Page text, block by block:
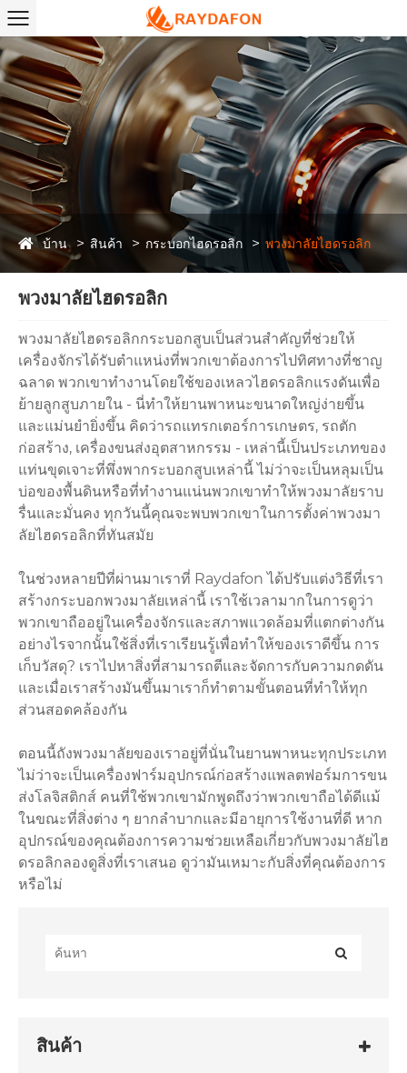
บ้าน สินค้า กระบอกไฮดรอลิก พวงมาลัยไฮดรอลิก
พวงมาลัยไฮดรอลิก
พวงมาลัยไฮดรอลิกกระบอกสูบเป็นส่วนสำคัญที่ช่วยให้
เครื่องจักรได้รับตำแหน่งที่พวกเขาต้องการไปทิศทางที่ชาญ
ฉลาด พวกเขาทำงานโดยใช้ของเหลวไฮดรอลิกแรงดันเพื่อ
ย้ายลูกสูบภายใน - นี่ทำให้ยานพาหนะขนาดใหญ่ง่ายขึ้น
และแม่นยำยิ่งขึ้น คิดว่ารถแทรกเตอร์การเกษตร, รถตัก
ก่อสร้าง, เครื่องขนส่งอุตสาหกรรม - เหล่านี้เป็นประเภทของ
แท่นขุดเจาะที่พึ่งพากระบอกสูบเหล่านี้ ไม่ว่าจะเป็นหลุมเป็น
บ่อของพื้นดินหรือที่ทำงานแน่นพวกเขาทำให้พวงมาลัยราบ
รื่นและมั่นคง ทุกวันนี้คุณจะพบพวกเขาในการตั้งค่าพวงมา
ลัยไฮดรอลิกที่ทันสมัย
ในช่วงหลายปีที่ผ่านมาเราที่ Raydafon ได้ปรับแต่งวิธีที่เรา
สร้างกระบอกพวงมาลัยเหล่านี้ เราใช้เวลามากในการดูว่า
พวกเขาถืออยู่ในเครื่องจักรและสภาพแวดล้อมที่แตกต่างกัน
อย่างไรจากนั้นใช้สิ่งที่เราเรียนรู้เพื่อทำให้ของเราดีขึ้น การ
เก็บวัสดุ? เราไปหาสิ่งที่สามารถตีและจัดการกับความกดดัน
และเมื่อเราสร้างมันขึ้นมาเราก็ทำตามขั้นตอนที่ทำให้ทุก
ส่วนสอดคล้องกัน
ตอนนี้ถังพวงมาลัยของเราอยู่ที่นั่นในยานพาหนะทุกประเภท
ไม่ว่าจะเป็นเครื่องฟาร์มอุปกรณ์ก่อสร้างแพลตฟอร์มการขน
ส่งโลจิสติกส์ คนที่ใช้พวกเขามักพูดถึงว่าพวกเขาถือได้ดีแม้
ในขณะที่สิ่งต่าง ๆ ยากลำบากและมีอายุการใช้งานที่ดี หาก
อุปกรณ์ของคุณต้องการความช่วยเหลือเกี่ยวกับพวงมาลัยไฮ
ดรอลิกลองดูสิ่งที่เราเสนอ ดูว่ามันเหมาะกับสิ่งที่คุณต้องการ
หรือไม่
สินค้า